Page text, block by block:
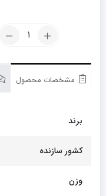
کود
مخصوص
بمب
20
مشخصات محصول
برند
کشور سازنده
وزن